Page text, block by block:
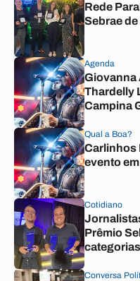
Rede
Sebrae
Agenda
Giovanna
Thardelly
Campina
Qual a Boa?
Carlinhos
evento
Cotidiano
Prêmio
Conversa